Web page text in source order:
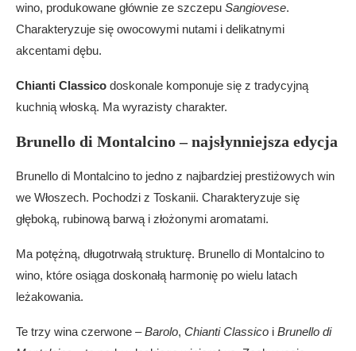
wino, produkowane głównie ze szczepu Sangiovese.
Charakteryzuje się owocowymi nutami i delikatnymi
akcentami dębu.
Chianti Classico doskonale komponuje się z tradycyjną
kuchnią włoską. Ma wyrazisty charakter.
Brunello di Montalcino – najsłynniejsza edycja
Brunello di Montalcino to jedno z najbardziej prestiżowych win
we Włoszech. Pochodzi z Toskanii. Charakteryzuje się
głęboką, rubinową barwą i złożonymi aromatami.
Ma potężną, długotrwałą strukturę. Brunello di Montalcino to
wino, które osiąga doskonałą harmonię po wielu latach
leżakowania.
Te trzy wina czerwone –Barolo, Chianti Classico i Brunello di